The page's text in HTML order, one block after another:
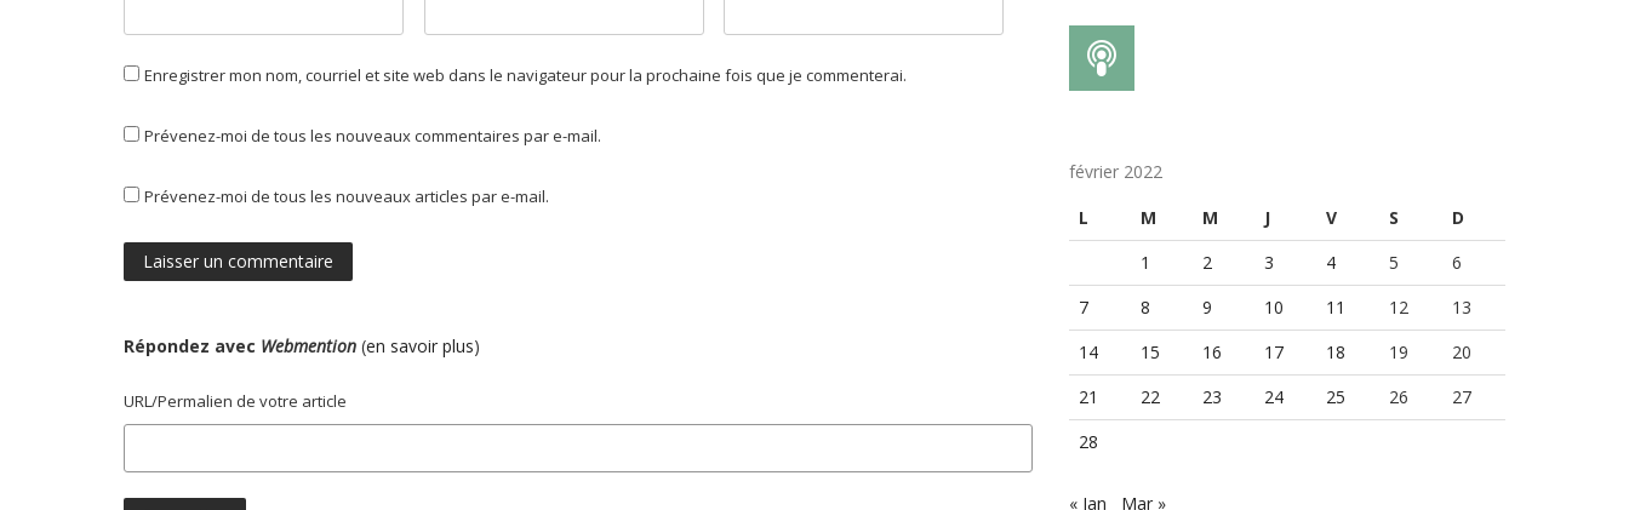
Enregistrer mon nom, courriel et site web dans le navigateur pour la prochaine fois que je commenterai.
Prévenez-moi de tous les nouveaux commentaires par e-mail.
Prévenez-moi de tous les nouveaux articles par e-mail.
Répondez avec Webmention (en savoir plus)
URL/Permalien de votre article
février 2022
L
M M J V S
D
1
2 3 4 5
6
7
8 9 10 11 12
13
14
15 16 17 18 19
20
21
22 23 24 25 26
27
28
« Jan Mar »